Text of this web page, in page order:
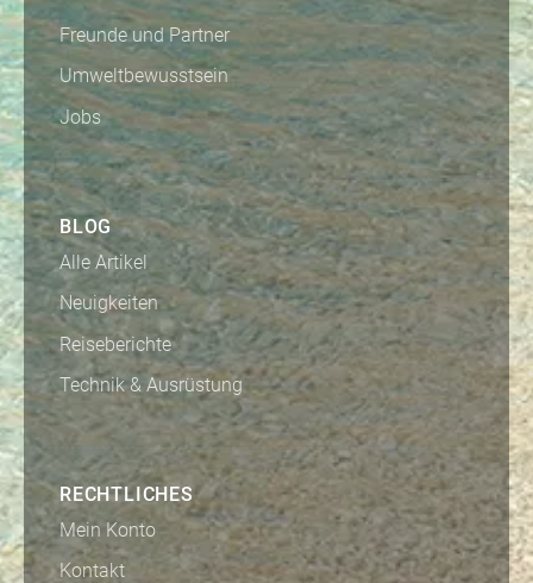
Freunde und Partner
Umweltbewusstsein
Jobs
BLOG
Alle Artikel
Neuigkeiten
Reiseberichte
Technik & Ausrüstung
RECHTLICHES
Mein Konto
Kontakt